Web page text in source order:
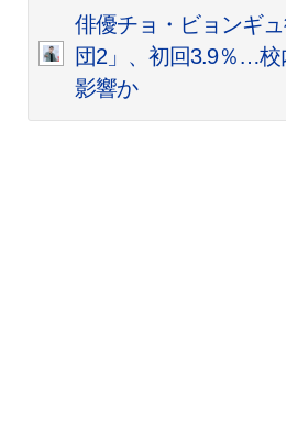
俳優チョ・ビョンギ
団2」、初回3.9％…
影響か